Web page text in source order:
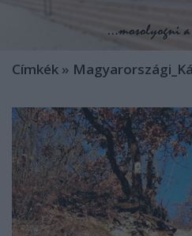
Címkék »